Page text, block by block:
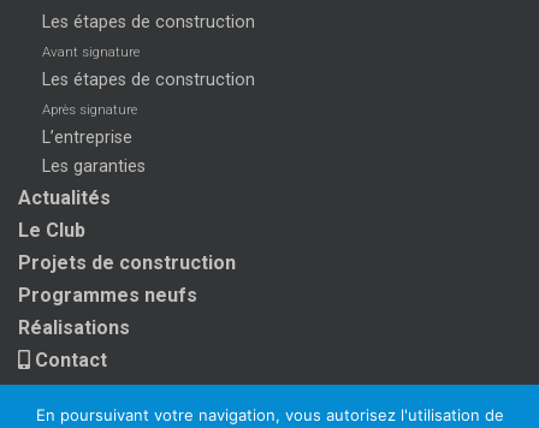
Les étapes de construction
Avant signature
Les étapes de construction
Après signature
L’entreprise
Les garanties
Actualités
Le Club
Projets de construction
Programmes neufs
Réalisations
Contact
En poursuivant votre navigation, vous autorisez l'utilisation de